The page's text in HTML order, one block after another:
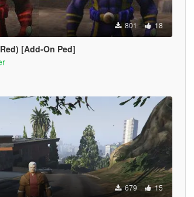
801 18
[Add-On Ped]
679 15